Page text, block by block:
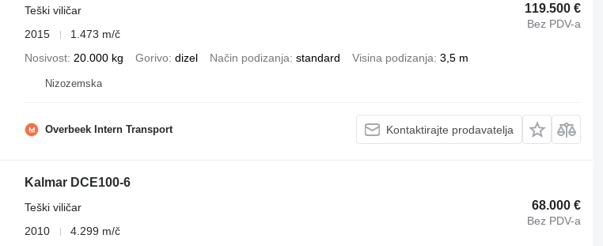
119.500 €
Bez PDV-a
Teški viličar
2015
1.473 m/č
Nosivost 20.000 kg Gorivo dizel Način podizanja standard Visina podizanja 3,5 m
Nizozemska
Overbeek Intern Transport Kontaktirajte prodavatelja
Kalmar DCE100-6
68.000 €
Bez PDV-a
Teški viličar
2010
4.299 m/č